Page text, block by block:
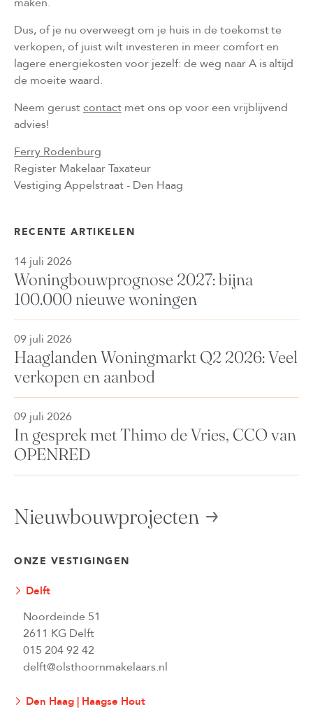
Dus, of je nu overweegt om je huis in de toekomst te
verkopen, of juist wilt investeren in meer comfort en
lagere energiekosten voor jezelf: de weg naar A is altijd
de moeite waard.
Neem gerustcontactmet ons op voor een vrijblijvend
advies!
Ferry Rodenburg
Register Makelaar Taxateur
Vestiging Appelstraat - Den Haag
RECENTE ARTIKELEN
14 juli 2026
Woningbouwprognose 2027: bijna
100.000 nieuwe woningen
09 juli 2026
Haaglanden Woningmarkt Q2 2026: Veel
verkopen en aanbod
09 juli 2026
In gesprek met Thimo de Vries, CCO van
OPENRED
Nieuwbouwprojecten
ONZE VESTIGINGEN
Delft
Noordeinde 51
2611 KG Delft
015 204 92 42
delft@olsthoornmakelaars.nl
Den Haag | Haagse Hout